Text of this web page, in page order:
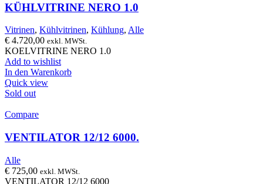
KÜHLVITRINE NERO 1.0
Vitrinen, Kühlvitrinen, Kühlung, Alle
€ 4.720,00 exkl. MWSt.
KOELVITRINE NERO 1.0
Add to wishlist
In den Warenkorb
Quick view
Sold out
Compare
VENTILATOR 12/12 6000.
Alle
€ 725,00 exkl. MWSt.
VENTILATOR 12/12 6000